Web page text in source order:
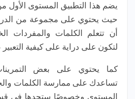
يضم هذا التطبيق المستوى الأول من
حيث يحتوي على مجموعة من
لتكون على دراية على كيفية
كما يحتوي على بعض
تساعدك على ممارسة الكلمات
المستوى وخصوصًا ستجدها في